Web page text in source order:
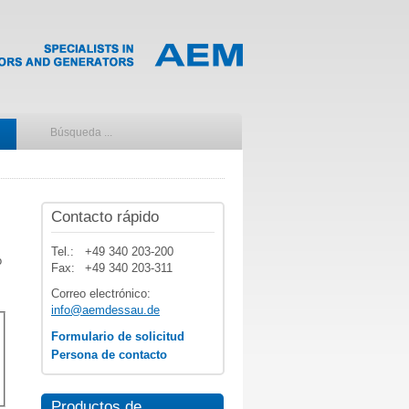
Contacto rápido
Tel.:
+49 340 203-200
Fax:
+49 340 203-311
Correo electrónico:
info@aemdessau.de
Formulario de solicitud
Persona de contacto